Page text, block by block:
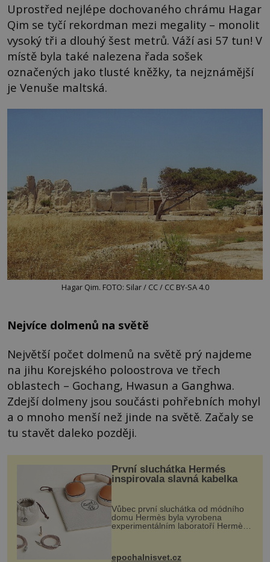
Uprostřed nejlépe dochovaného chrámu Hagar
Qim se tyčí rekordman mezi megality – monolit
vysoký tři a dlouhý šest metrů. Váží asi 57 tun! V
místě byla také nalezena řada sošek
označených jako tlusté kněžky, ta nejznámější
je Venuše maltská.
Hagar Qim. FOTO: Silar / CC / CC BY-SA 4.0
Nejvíce dolmenů na světě
Největší počet dolmenů na světě prý najdeme
na jihu Korejského poloostrova ve třech
oblastech – Gochang, Hwasun a Ganghwa.
Zdejší dolmeny jsou součásti pohřebních mohyl
a o mnoho menší než jinde na světě. Začaly se
tu stavět daleko později.
První sluchátka Hermés
inspirovala slavná kabelka
Vůbec první sluchátka od módního
domu Hermès byla vyrobena
experimentálním laboratoří Hermès
kovový...
epochalnisvet.cz